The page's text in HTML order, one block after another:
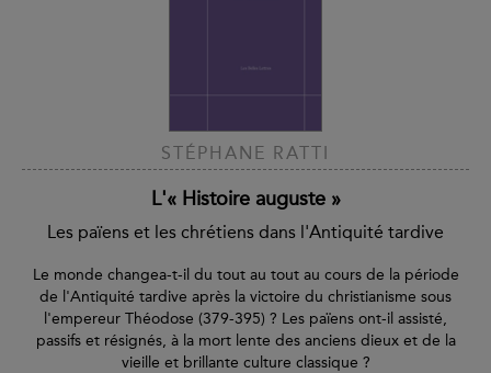
STÉPHANE RATTI
L'« Histoire auguste »
Les païens et les chrétiens dans l'Antiquité tardive
Le monde changea-t-il du tout au tout au cours de la période
de l'Antiquité tardive après la victoire du christianisme sous
l'empereur Théodose (379-395) ? Les païens ont-il assisté,
passifs et résignés, à la mort lente des anciens dieux et de la
vieille et brillante culture classique ?